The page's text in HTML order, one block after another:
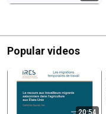
Popular videos
20:54